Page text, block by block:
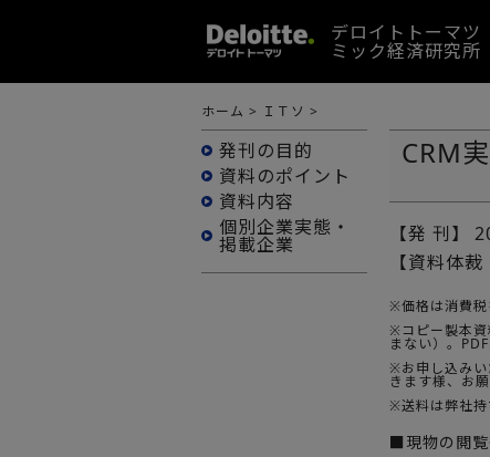
デロイトトーマツ
ミック経済研究所
ホーム > ＩＴソ >
発刊の目的
資料のポイント
資料内容
個別企業実態・
掲載企業
CRM
【発 刊】
【資料体裁
※価格は消費税
※コピー製本資
まない）。
※お申し込みい
きます様、お
※送料は弊社持
■現物の閲覧